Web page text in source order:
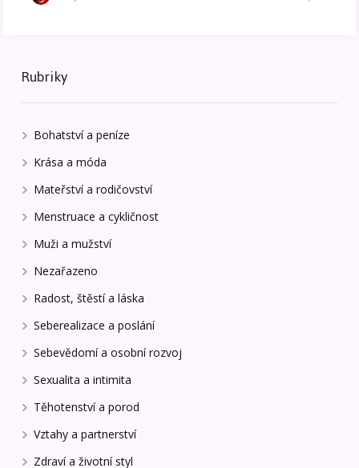
Rubriky
Bohatství a peníze
Krása a móda
Mateřství a rodičovství
Menstruace a cykličnost
Muži a mužství
Nezařazeno
Radost, štěstí a láska
Seberealizace a poslání
Sebevědomí a osobní rozvoj
Sexualita a intimita
Těhotenství a porod
Vztahy a partnerství
Zdraví a životní styl